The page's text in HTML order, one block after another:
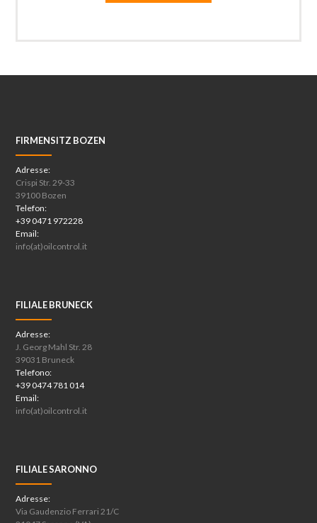
FIRMENSITZ BOZEN
Adresse:
Crispi Str. 29-33
39100 Bozen
Telefon:
+39 0471 972228
Email:
info(at)oilcontrol.it
FILIALE BRUNECK
Adresse:
J. Georg Mahl Str. 28
39031 Bruneck
Telefono:
+39 0474 781 014
Email:
info(at)oilcontrol.it
FILIALE SARONNO
Adresse:
Via Gaudenzio Ferrari 21/C